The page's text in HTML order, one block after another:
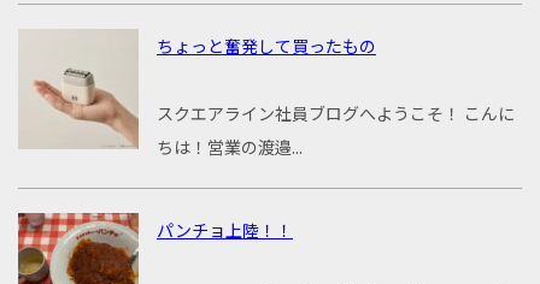
ちょっと奮発して買ったもの
スクエアライン社員ブログへようこそ！ こんに
ちは！営業の渡邉...
パンチョ上陸！！